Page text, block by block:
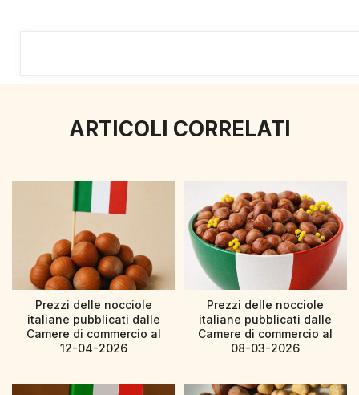
ARTICOLI CORRELATI
Prezzi delle nocciole
italiane pubblicati dalle
Camere di commercio al
12-04-2026
Prezzi delle nocciole
italiane pubblicati dalle
Camere di commercio al
08-03-2026